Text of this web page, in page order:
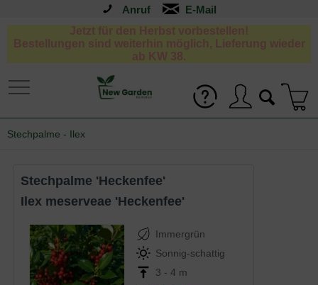
Anruf
Jetzt für den Herbst vorbestellen!
Bestellungen sind weiterhin möglich, Lieferung wieder
ab KW 38.
Stechpalme - Ilex
Stechpalme 'Heckenfee'
Ilex meserveae 'Heckenfee'
Immergrün
Sonnig-schattig
3 - 4 m